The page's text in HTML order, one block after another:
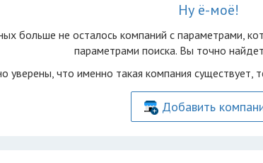
Ну ё-моё!
больше не осталоcь компаний с параметрами,
параметрами поиска. Вы точно
уверены, что именно такая компания
Добавить